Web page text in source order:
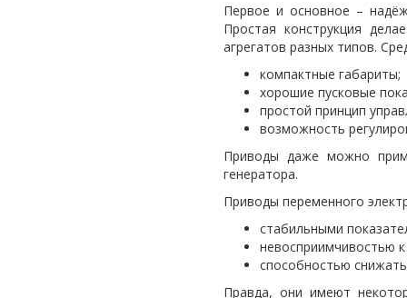
Первое и основное –
Простая конструкция
агрегатов разных типов.
компактные габариты;
хорошие пусковые
простой принцип
возможность
Приводы даже можно
генератора.
Приводы переменного
стабильными
невосприимчивостью
способностью
Правда, они имеют